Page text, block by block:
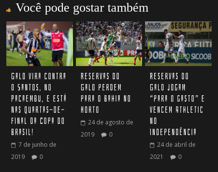
Você pode gostar também
Galo vira contra
o Santos, no
Pacaembu, e está
nas quartas-de-
final da Copa do
Brasil!
7 de junho de
2019
0
Reservas do
Galo perdem
para o Bahia no
Horto
24 de agosto de
2019
0
Reservas do
Galo jogam
“para o gasto” e
vencem Athletic
no
Independência
24 de abril de
2021
0